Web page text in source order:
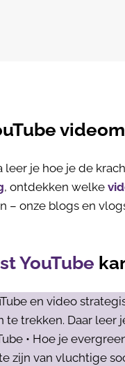
je hoe je de
, ontdekken welke
– onze blogs en
YouTube
en video
trekken. Daar leer
• Hoe je
zijn van vluchtige